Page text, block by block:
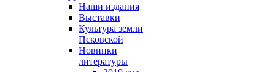
Наши издания
Выставки
Культура земли
Псковской
Новинки
литературы